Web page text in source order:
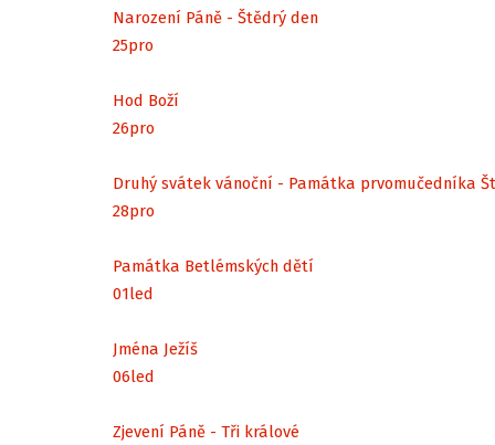
Narození Páně - Štědrý den
25pro
Hod Boží
26pro
Druhý svátek vánoční - Památka prvomučedníka
28pro
Památka Betlémských dětí
01led
Jména Ježíš
06led
Zjevení Páně - Tři králové